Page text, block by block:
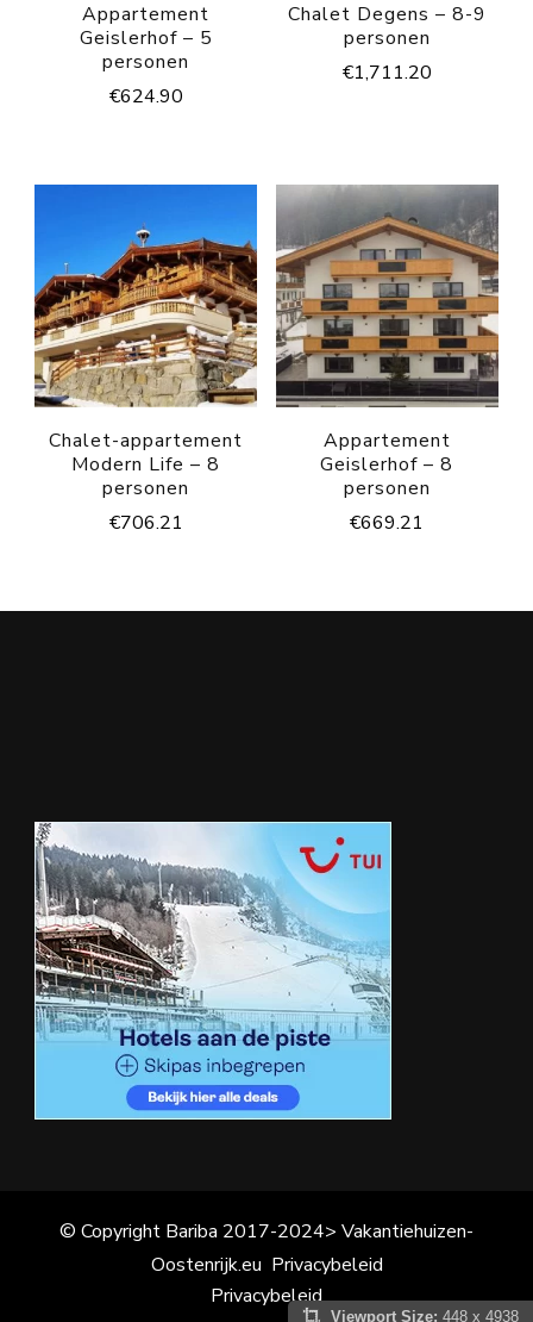
Appartement
Geislerhof – 5
personen
€624.90
Chalet Degens – 8-9
personen
€1,711.20
Chalet-appartement
Modern Life – 8
personen
€706.21
Appartement
Geislerhof – 8
personen
€669.21
© Copyright Bariba 2017-2024> Vakantiehuizen-
Oostenrijk.eu Privacybeleid
Privacybeleid
Viewport Size: 448 x 4938